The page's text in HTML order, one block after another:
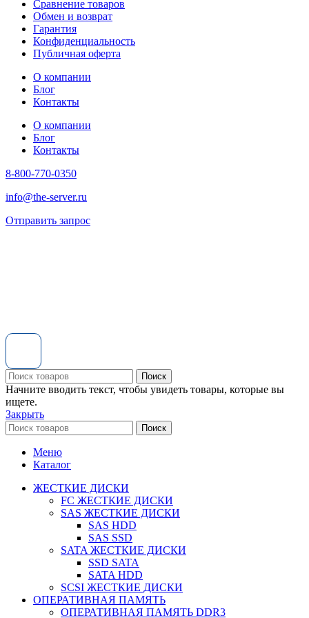
Сравнение товаров
Обмен и возврат
Гарантия
Конфиденциальность
Публичная оферта
О компании
Блог
Контакты
О компании
Блог
Контакты
8-800-770-0350
info@the-server.ru
Отправить запрос
Поиск
Начните вводить текст, чтобы увидеть товары, которые вы
ищете.
Закрыть
Поиск
Меню
Каталог
ЖЕСТКИЕ ДИСКИ
FC ЖЕСТКИЕ ДИСКИ
SAS ЖЕСТКИЕ ДИСКИ
SAS HDD
SAS SSD
SATA ЖЕСТКИЕ ДИСКИ
SSD SATA
SATA HDD
SCSI ЖЕСТКИЕ ДИСКИ
ОПЕРАТИВНАЯ ПАМЯТЬ
ОПЕРАТИВНАЯ ПАМЯТЬ DDR3